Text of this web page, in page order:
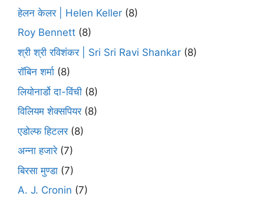
हेलन केलर | Helen Keller (8)
Roy Bennett (8)
श्री श्री रविशंकर | Sri Sri Ravi Shankar (8)
रॉबिन शर्मा (8)
लियोनार्डो दा-विंची (8)
विलियम शेक्सपियर(8)
एडोल्फ हिटलर(8)
अन्ना हजारे(7)
बिरसा मुण्डा (7)
A. J. Cronin (7)